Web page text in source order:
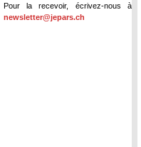
Pour la recevoir, écrivez-nous à
newsletter@jepars.ch